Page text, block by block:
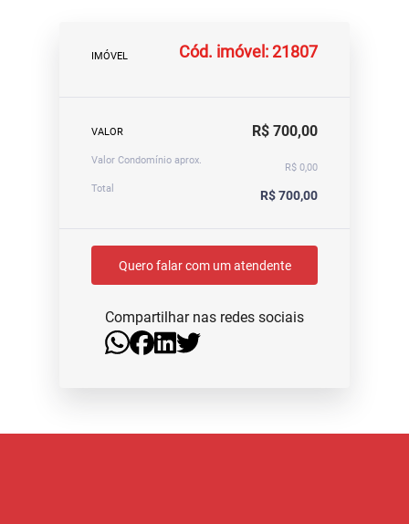
IMÓVEL Cód. imóvel: 21807
VALOR R$ 700,00
Valor Condomínio aprox.
R$ 0,00
Total
R$ 700,00
Quero falar com um atendente
Compartilhar nas redes sociais